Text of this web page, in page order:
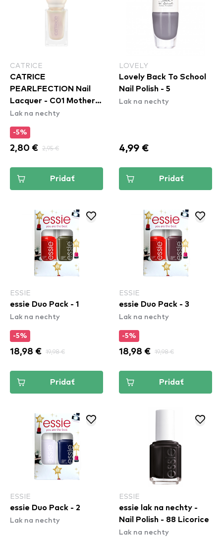
CATRICE
CATRICE
PEARLFECTION Nail
Lacquer - C01 Mother
of Pearlfection
Lak na nechty
-5%
2,80 € 2,95 €
Pridať
LOVELY
Lovely Back To School
Nail Polish - 5
Lak na nechty
4,99 €
Pridať
ESSIE
essie Duo Pack - 1
Lak na nechty
-5%
18,98 € 19,98 €
Pridať
ESSIE
essie Duo Pack - 3
Lak na nechty
-5%
18,98 € 19,98 €
Pridať
ESSIE
essie Duo Pack - 2
Lak na nechty
ESSIE
essie lak na nechty -
Nail Polish - 88 Licorice
Lak na nechty